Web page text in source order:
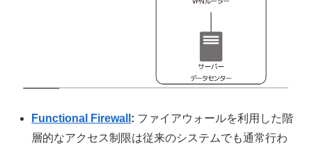
Functional Firewall : ファイアウォールを利用した階
層的なアクセス制限は従来のシステムでも通常行わ